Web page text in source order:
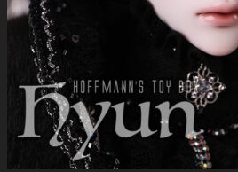
장바구니
장바구니에 상품이 없습니다.